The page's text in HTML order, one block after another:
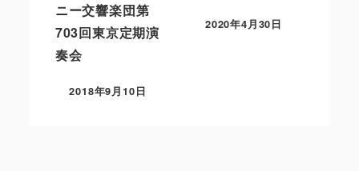
ニー交響楽団第
703回東京定期演
奏会
2018年9月10日
2020年4月30日